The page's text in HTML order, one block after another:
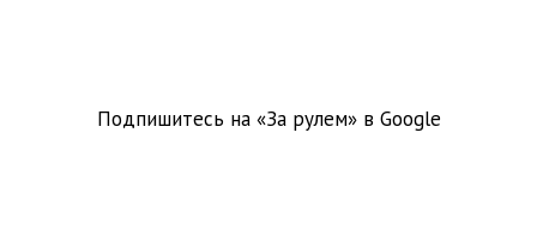
Подпишитесь на «За рулем» в Google